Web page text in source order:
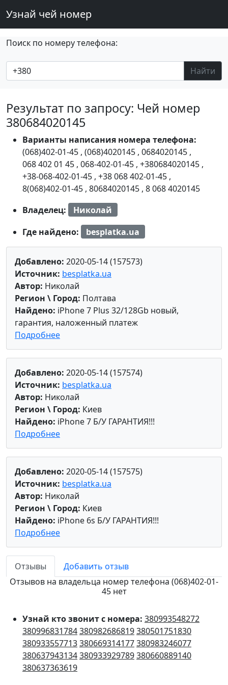
Узнай чей номер
Поиск по номеру телефона:
Найти
Результат по запросу: Чей номер
380684020145
Варианты написания номера телефона:
(068)402-01-45 , (068)4020145 , 0684020145 ,
068 402 01 45 , 068-402-01-45 , +380684020145 ,
+38-068-402-01-45 , +38 068 402-01-45 ,
8(068)402-01-45 , 80684020145 , 8 068 4020145
Владелец:
Николай
Где найдено:
besplatka.ua
Добавлено: 2020-05-14 (157573)
Источник: besplatka.ua
Автор: Николай
Регион \ Город: Полтава
Найдено: iPhone 7 Plus 32/128Gb новый,
гарантия, наложенный платеж
Подробнее
Добавлено: 2020-05-14 (157574)
Источник: besplatka.ua
Автор: Николай
Регион \ Город: Киев
Найдено: iPhone 7 Б/У ГАРАНТИЯ!!!
Подробнее
Добавлено: 2020-05-14 (157575)
Источник: besplatka.ua
Автор: Николай
Регион \ Город: Киев
Найдено: iPhone 6s Б/У ГАРАНТИЯ!!!
Подробнее
Отзывы
Добавить отзыв
Отзывов на владельца номер телефона (068)402-01-
45 нет
Узнай кто звонит с номера: 380993548272
380996831784380982686819380501751830
380933557713380669314177380983246077
380637943134380933929789380660889140
380637363619